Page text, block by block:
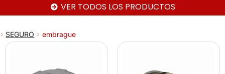
VER TODOS LOS PRODUCTOS
SEGURO embrague